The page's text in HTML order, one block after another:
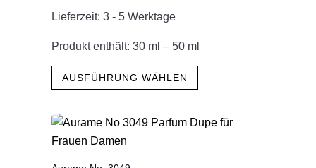
gewählt
werden
Lieferzeit:3 - 5 Werktage
Produkt enthält: 30 ml – 50 ml
AUSFÜHRUNG WÄHLEN
Dieses
mehrere